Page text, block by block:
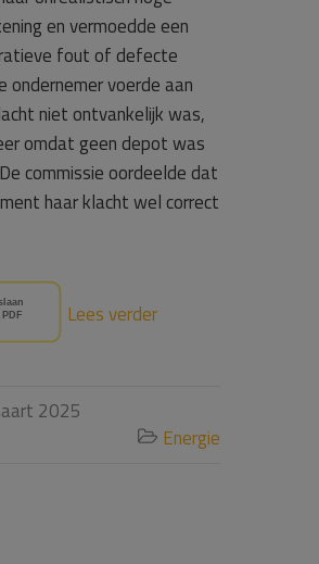
en vermoedde een
fout of defecte
ondernemer voerde aan
niet ontvankelijk was,
omdat geen depot was
commissie oordeelde dat
haar klacht wel correct
Lees verder
2025
 Energie